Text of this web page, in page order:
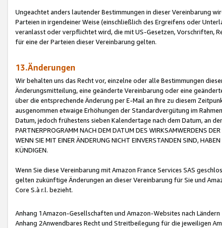
Ungeachtet anders lautender Bestimmungen in dieser Vereinbarung
Parteien in irgendeiner Weise (einschließlich des Ergreifens oder
veranlasst oder verpflichtet wird, die mit US-Gesetzen, Vorschriften,
für eine der Parteien dieser Vereinbarung gelten.
13.Änderungen
Wir behalten uns das Recht vor, einzelne oder alle Bestimmungen
Änderungsmitteilung, eine geänderte Vereinbarung oder eine
über die entsprechende Änderung per E-Mail an Ihre zu diesem
ausgenommen etwaige Erhöhungen der Standardvergütung im
Datum, jedoch frühestens sieben Kalendertage nach dem Datum, an
PARTNERPROGRAMM NACH DEM DATUM DES WIRKSAMWERDENS
WENN SIE MIT EINER ÄNDERUNG NICHT EINVERSTANDEN SIND,
KÜNDIGEN.
Wenn Sie diese Vereinbarung mit Amazon France Services SAS
gelten zukünftige Änderungen an dieser Vereinbarung für Sie und
Core S.à r.l. bezieht.
Anhang 1Amazon-Gesellschaften und Amazon-Websites nach Ländern
Anhang 2Anwendbares Recht und Streitbeilegung für die jeweiligen